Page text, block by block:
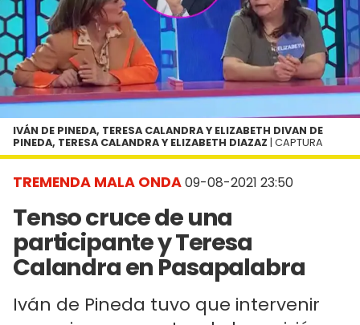
TREMENDA MALA ONDA09-08-2021 23:50
Tenso cruce de una
participante y Teresa
Calandra en Pasapalabra
Iván de Pineda tuvo que intervenir
IVÁN DE PINEDA, TERESA CALANDRA Y ELIZABETH DIVAN DE
PINEDA, TERESA CALANDRA Y ELIZABETH DIAZAZ | CAPTURA